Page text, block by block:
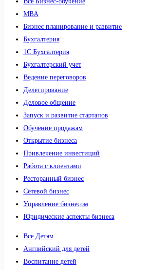
MBA
Бизнес планирование и развитие
Бухгалтерия
1C:Бухгалтерия
Бухгалтерский учет
Ведение переговоров
Делегирование
Деловое общение
Запуск и развитие стартапов
Обучение продажам
Открытие бизнеса
Привлечение инвестиций
Работа с клиентами
Ресторанный бизнес
Сетевой бизнес
Управление бизнесом
Юридические аспекты бизнеса
Все Детям
Английский для детей
Воспитание детей